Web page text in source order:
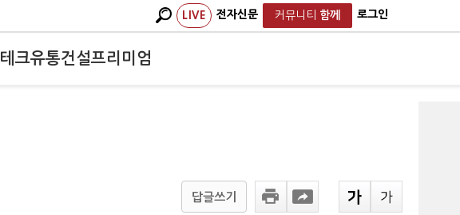
LIVE 전자신문 커뮤니티 함께 로그인
테크유통건설프리미엄
답글쓰기